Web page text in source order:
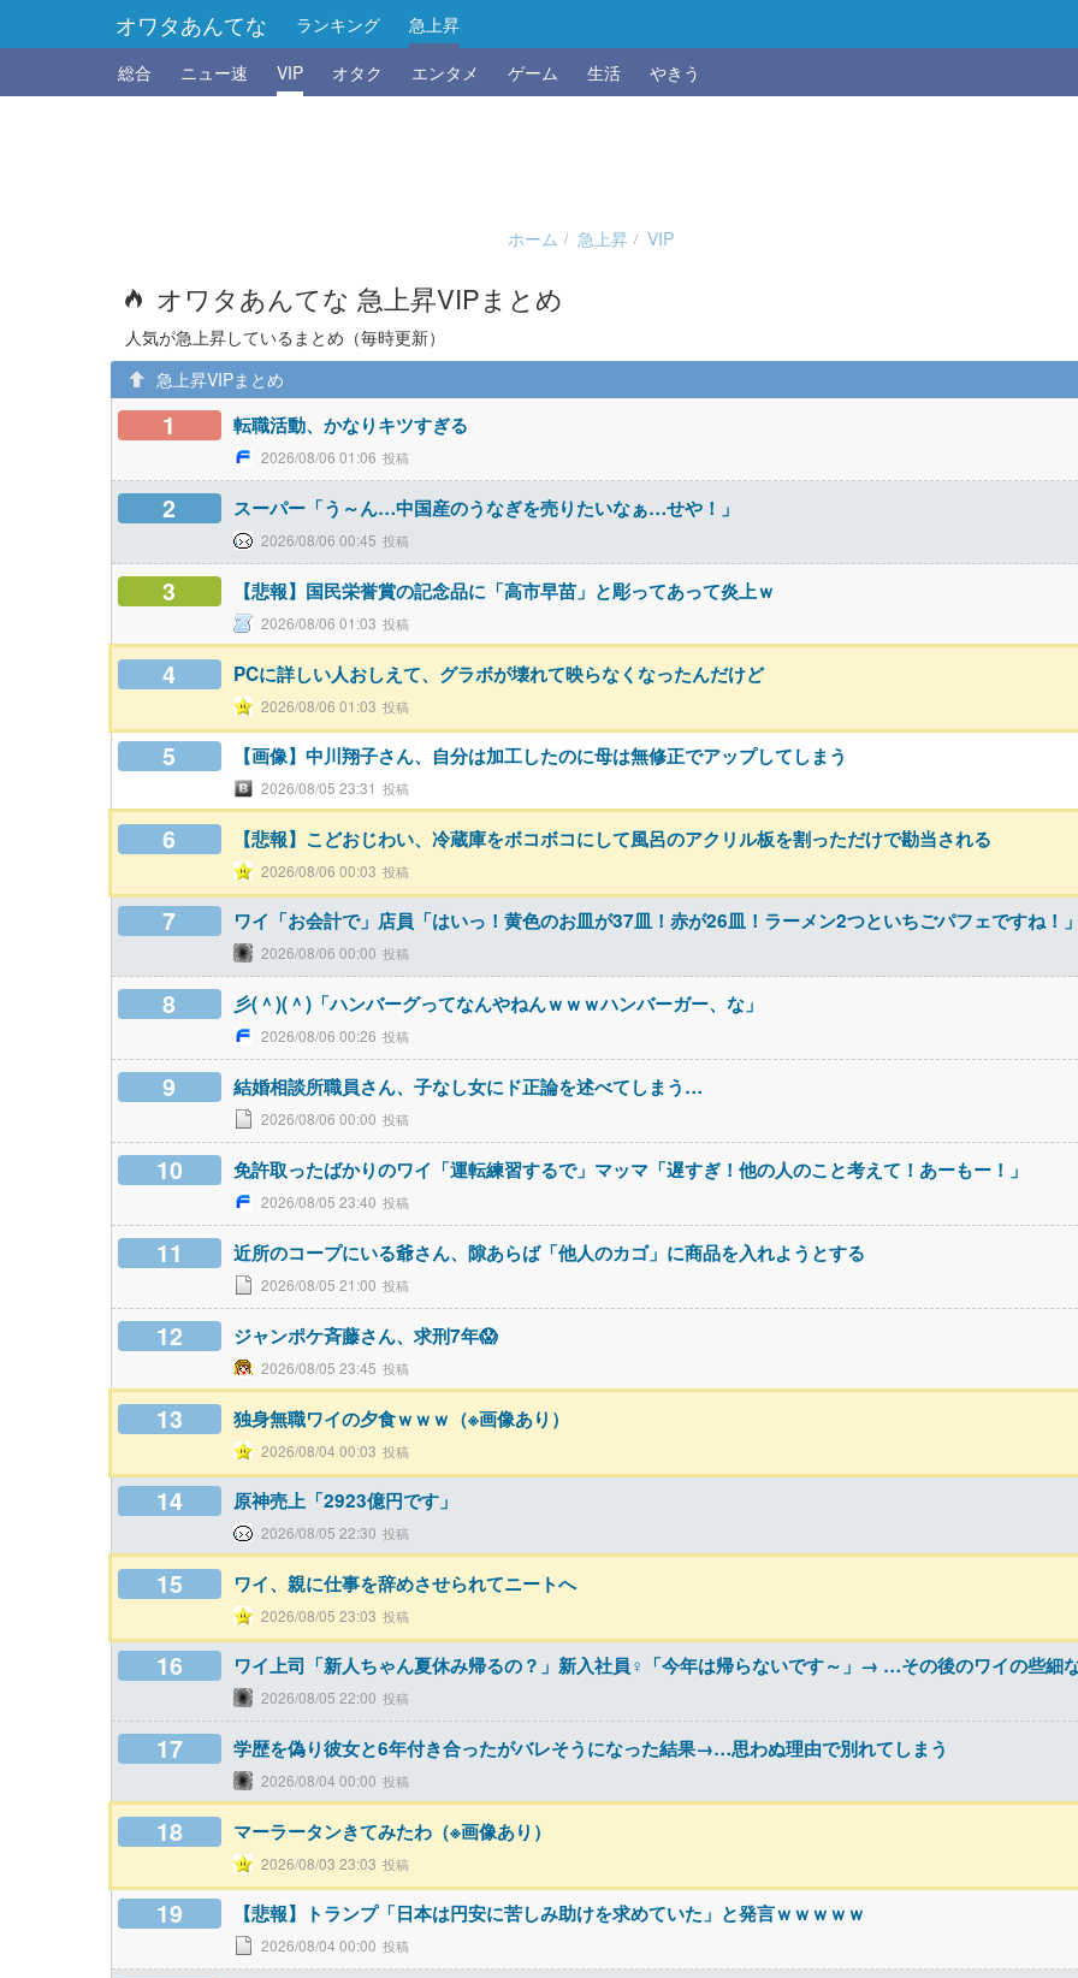
オワタあんてな ランキング
急上昇
総合
ニュー速 VIP オタク エンタメ ゲーム 生活 やきう
ホーム 急上昇 VIP
オワタあんてな 急上昇VIPまとめ
人気が急上昇しているまとめ（毎時更新）
急上昇VIPまとめ
1 転職活動、かなりキツすぎる
2026/08/06 01:06
2 スーパー「う～ん…中国産のうなぎを売りたいなぁ…せや！」
2026/08/06 00:45
3 【悲報】国民栄誉賞の記念品に「高市早苗」と彫ってあって炎上ｗ
2026/08/06 01:03
4 PCに詳しい人おしえて、グラボが壊れて映らなくなったんだけど
2026/08/06 01:03
5 【画像】中川翔子さん、自分は加工したのに母は無修正でアップしてしまう
2026/08/05 23:31
6 【悲報】こどおじわい、冷蔵庫をボコボコにして風呂のアクリル板を割っただけで勘当される
2026/08/06 00:03
7 ワイ「お会計で」店員「はいっ！黄色のお皿が37皿！赤が26皿！ラーメン2つといちごパフェですね
2026/08/06 00:00
8 彡(＾)(＾)「ハンバーグってなんやねんｗｗｗハンバーガー、な」
2026/08/06 00:26
9 結婚相談所職員さん、子なし女にド正論を述べてしまう…
2026/08/06 00:00
10 免許取ったばかりのワイ「運転練習するで」マッマ「遅すぎ！他の人のこと考えて！あーもー！」
2026/08/05 23:40
11 近所のコープにいる爺さん、隙あらば「他人のカゴ」に商品を入れようとする
2026/08/05 21:00
12 ジャンポケ斉藤さん、求刑7年😱
2026/08/05 23:45
13 独身無職ワイの夕食ｗｗｗ（※画像あり）
2026/08/04 00:03
14 原神売上「2923億円です」
2026/08/05 22:30
15 ワイ、親に仕事を辞めさせられてニートへ
2026/08/05 23:03
16 ワイ上司「新人ちゃん夏休み帰るの？」新入社員♀「今年は帰らないです～」→ …その後のワイの些細
2026/08/05 22:00
17 学歴を偽り彼女と6年付き合ったがバレそうになった結果→…思わぬ理由で別れてしまう
2026/08/04 00:00
18 マーラータンきてみたわ（※画像あり）
2026/08/03 23:03
19 【悲報】トランプ「日本は円安に苦しみ助けを求めていた」と発言ｗｗｗｗｗ
2026/08/04 00:00